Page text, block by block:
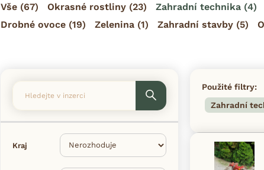
Vše (67) Okrasné rostliny (23) Zahradní technika (4)
Drobné ovoce (19) Zelenina (1) Zahradní stavby (5)
Kraj
Použité filtry:
Zahradní